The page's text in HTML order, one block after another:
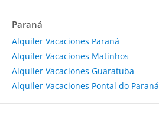
Paraná
Alquiler Vacaciones Paraná
Alquiler Vacaciones Matinhos
Alquiler Vacaciones Guaratuba
Alquiler Vacaciones Pontal do Paraná